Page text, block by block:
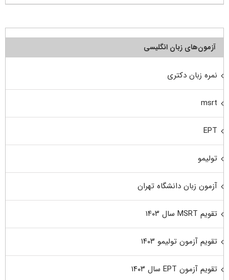
آزمون‌های زبان انگلیسی
نمره زبان دکتری
msrt
EPT
تولیمو
آزمون زبان دانشگاه تهران
تقویم MSRT سال ۱۴۰۳
تقویم آزمون تولیمو ۱۴۰۳
تقویم آزمون EPT سال ۱۴۰۳